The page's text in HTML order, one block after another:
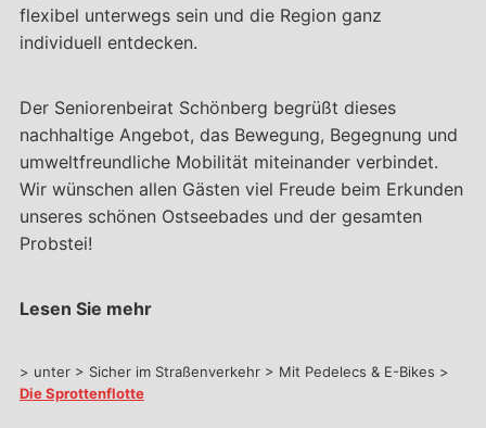
flexibel unterwegs sein und die Region ganz
individuell entdecken.
Der Seniorenbeirat Schönberg begrüßt dieses
nachhaltige Angebot, das Bewegung, Begegnung und
umweltfreundliche Mobilität miteinander verbindet.
Wir wünschen allen Gästen viel Freude beim Erkunden
unseres schönen Ostseebades und der gesamten
Probstei!
Lesen Sie mehr
> unter > Sicher im Straßenverkehr > Mit Pedelecs & E-Bikes >
Die Sprottenflotte